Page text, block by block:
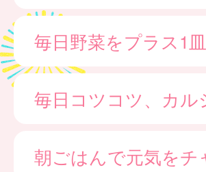
毎日野菜をプラス1
毎日コツコツ、カ
朝ごはんで元気をチ